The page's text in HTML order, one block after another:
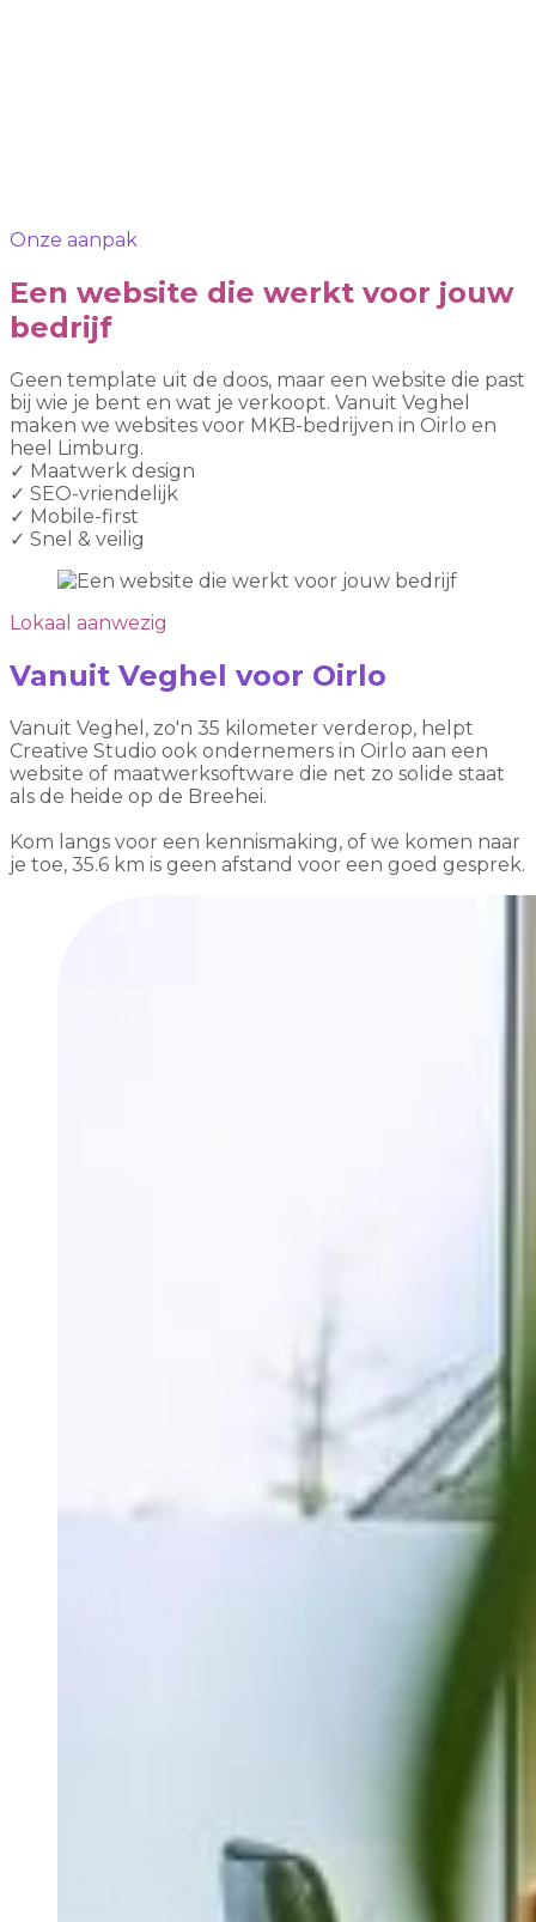
Onze aanpak
Een website die werkt voor jouw
bedrijf
Geen template uit de doos, maar een website die past
bij wie je bent en wat je verkoopt. Vanuit Veghel
maken we websites voor MKB-bedrijven in Oirlo en
heel Limburg.
✓ Maatwerk design
✓ SEO-vriendelijk
✓ Mobile-first
✓ Snel & veilig
Lokaal aanwezig
Vanuit Veghel voor Oirlo
Vanuit Veghel, zo'n 35 kilometer verderop, helpt
Creative Studio ook ondernemers in Oirlo aan een
website of maatwerksoftware die net zo solide staat
als de heide op de Breehei.
Kom langs voor een kennismaking, of we komen naar
je toe, 35.6 km is geen afstand voor een goed gesprek.